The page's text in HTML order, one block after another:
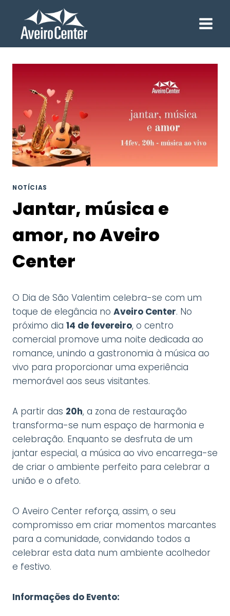
content
NOTÍCIAS
Jantar, música e
amor, no Aveiro
Center
O Dia de São Valentim celebra-se com um
toque de elegância no Aveiro Center. No
próximo dia 14 de fevereiro, o centro
comercial promove uma noite dedicada ao
romance, unindo a gastronomia à música ao
vivo para proporcionar uma experiência
memorável aos seus visitantes.
A partir das 20h, a zona de restauração
transforma-se num espaço de harmonia e
celebração. Enquanto se desfruta de um
jantar especial, a música ao vivo encarrega-se
de criar o ambiente perfeito para celebrar a
união e o afeto.
O Aveiro Center reforça, assim, o seu
compromisso em criar momentos marcantes
para a comunidade, convidando todos a
celebrar esta data num ambiente acolhedor
e festivo.
Informações do Evento: